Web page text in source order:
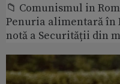
📁 Comunismul in
Penuria alimentară în
notă a Securității din